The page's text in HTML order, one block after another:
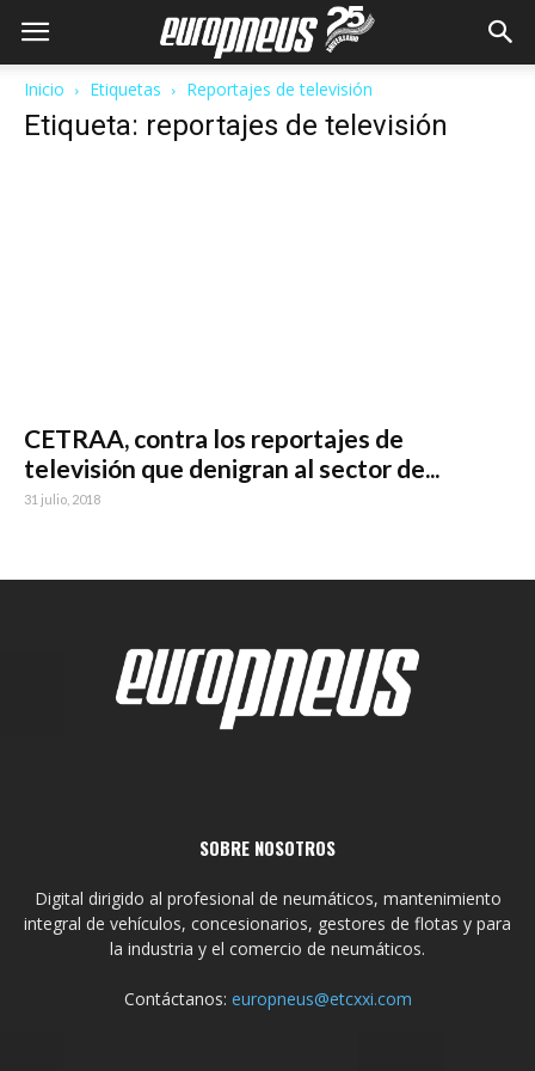
Inicio Etiquetas Reportajes de televisión
Etiqueta: reportajes de televisión
CETRAA, contra los reportajes de
televisión que denigran al sector de...
31 julio, 2018
SOBRE NOSOTROS
Digital dirigido al profesional de neumáticos, mantenimiento
integral de vehículos, concesionarios, gestores de flotas y para
la industria y el comercio de neumáticos.
Contáctanos: europneus@etcxxi.com